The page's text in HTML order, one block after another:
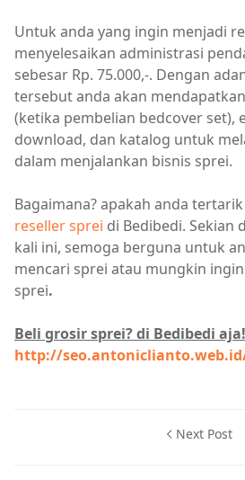
Untuk anda yang ingin menjadi
menyelesaikan administrasi
sebesar Rp. 75.000,-. Dengan
tersebut anda akan
(ketika pembelian bedcover set),
download, dan katalog untuk
dalam menjalankan bisnis sprei.
Bagaimana? apakah anda
reseller sprei di Bedibedi. Sekian
kali ini, semoga berguna untuk
mencari sprei atau mungkin
sprei.
Beli grosir sprei? di Bedibedi aja!
http://
Next Post